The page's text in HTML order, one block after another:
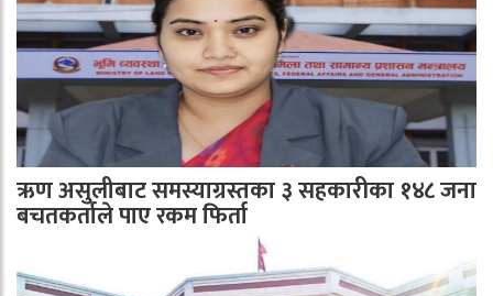
ऋण असुलीबाट समस्याग्रस्तका ३ सहकारीका १४८ जना
बचतकर्ताले पाए रकम फिर्ता